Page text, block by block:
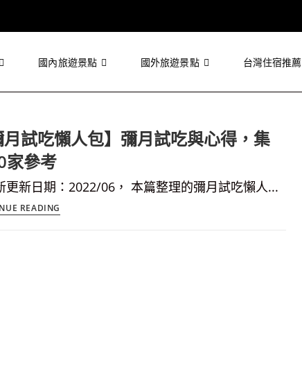
國內旅遊景點 國外旅遊景點 台灣住宿推薦
月試吃懶人包】彌月試吃與心得，集
家參考
更新日期：2022/06， 本篇整理的彌月試吃懶人...
READING
月